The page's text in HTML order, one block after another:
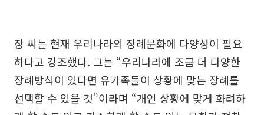
장 씨는 현재 우리나라의 장례문화에 다양성이 필요
하다고 강조했다. 그는 “우리나라에 조금 더 다양한
장례방식이 있다면 유가족들이 상황에 맞는 장례를
선택할 수 있을 것”이라며 “개인 상황에 맞게 화려하